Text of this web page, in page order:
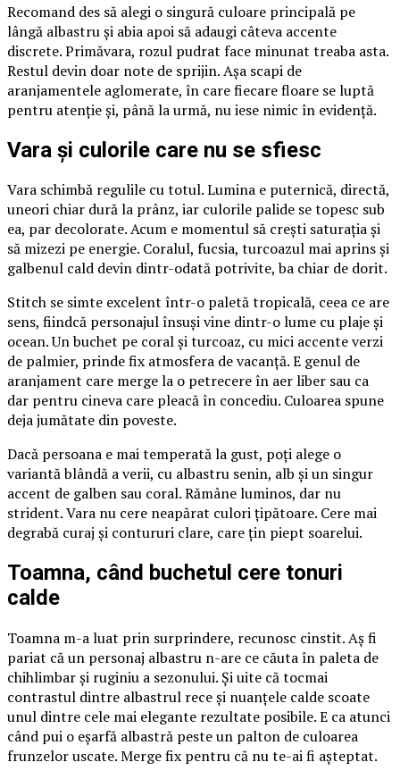
Recomand des să alegi o singură culoare principală pe
lângă albastru și abia apoi să adaugi câteva accente
discrete. Primăvara, rozul pudrat face minunat treaba asta.
Restul devin doar note de sprijin. Așa scapi de
aranjamentele aglomerate, în care fiecare floare se luptă
pentru atenție și, până la urmă, nu iese nimic în evidență.
Vara și culorile care nu se sfiesc
Vara schimbă regulile cu totul. Lumina e puternică, directă,
uneori chiar dură la prânz, iar culorile palide se topesc sub
ea, par decolorate. Acum e momentul să crești saturația și
să mizezi pe energie. Coralul, fucsia, turcoazul mai aprins și
galbenul cald devin dintr-odată potrivite, ba chiar de dorit.
Stitch se simte excelent într-o paletă tropicală, ceea ce are
sens, fiindcă personajul însuși vine dintr-o lume cu plaje și
ocean. Un buchet pe coral și turcoaz, cu mici accente verzi
de palmier, prinde fix atmosfera de vacanță. E genul de
aranjament care merge la o petrecere în aer liber sau ca
dar pentru cineva care pleacă în concediu. Culoarea spune
deja jumătate din poveste.
Dacă persoana e mai temperată la gust, poți alege o
variantă blândă a verii, cu albastru senin, alb și un singur
accent de galben sau coral. Rămâne luminos, dar nu
strident. Vara nu cere neapărat culori țipătoare. Cere mai
degrabă curaj și contururi clare, care țin piept soarelui.
Toamna, când buchetul cere tonuri
calde
Toamna m-a luat prin surprindere, recunosc cinstit. Aș fi
pariat că un personaj albastru n-are ce căuta în paleta de
chihlimbar și ruginiu a sezonului. Și uite că tocmai
contrastul dintre albastrul rece și nuanțele calde scoate
unul dintre cele mai elegante rezultate posibile. E ca atunci
când pui o eșarfă albastră peste un palton de culoarea
frunzelor uscate. Merge fix pentru că nu te-ai fi așteptat.